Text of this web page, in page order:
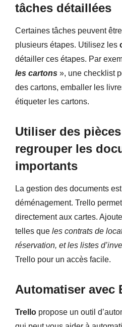
tâches détaillées
Certaines tâches peuvent
plusieurs étapes. Utilisez les
détailler ces étapes. Par
les cartons », une checklist
des cartons, emballer les
étiqueter les cartons.
Utiliser des
regrouper les
importants
La gestion des documents
déménagement. Trello
directement aux cartes.
telles que les contrats de
réservation, et les listes
Trello pour un accès facile.
Automatiser avec
Trello propose un outil